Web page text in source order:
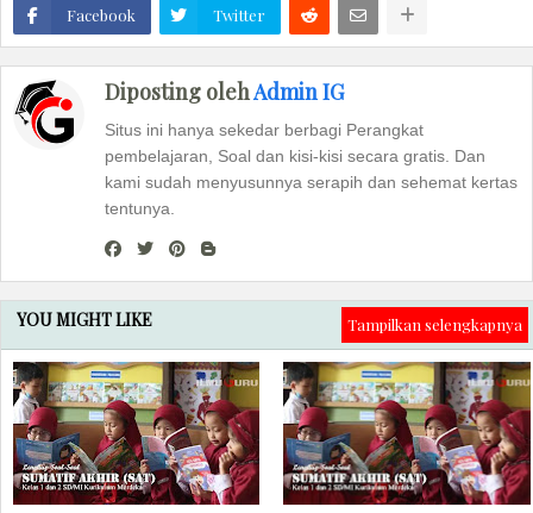
Facebook Twitter
Diposting olehAdmin IG
Situs ini hanya sekedar berbagi Perangkat
pembelajaran, Soal dan kisi-kisi secara gratis. Dan
kami sudah menyusunnya serapih dan sehemat kertas
tentunya.
YOU MIGHT LIKE Tampilkan selengkapnya